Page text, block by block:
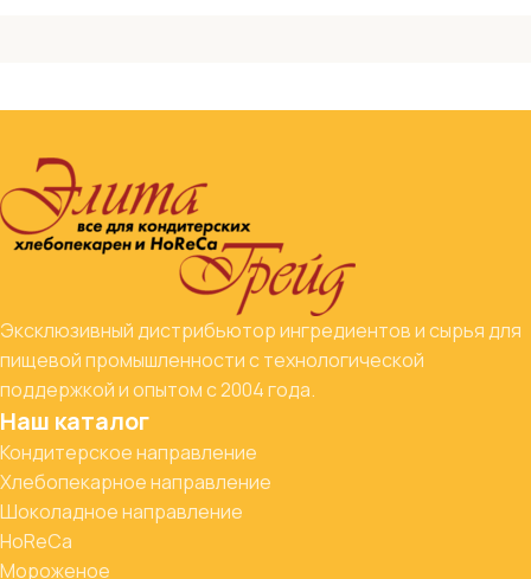
Эксклюзивный дистрибьютор ингредиентов и сырья для
пищевой промышленности с технологической
поддержкой и опытом с 2004 года.
Наш каталог
Кондитерское направление
Хлебопекарное направление
Шоколадное направление
HoReCa
Мороженое